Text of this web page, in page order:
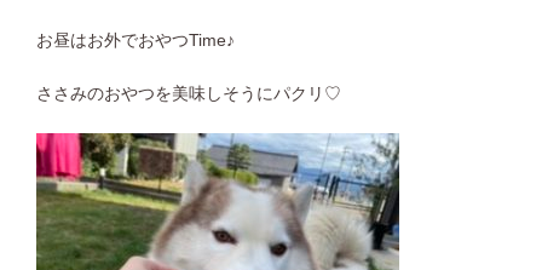
お昼はお外でおやつTime♪
ささみのおやつを美味しそうにパクリ♡